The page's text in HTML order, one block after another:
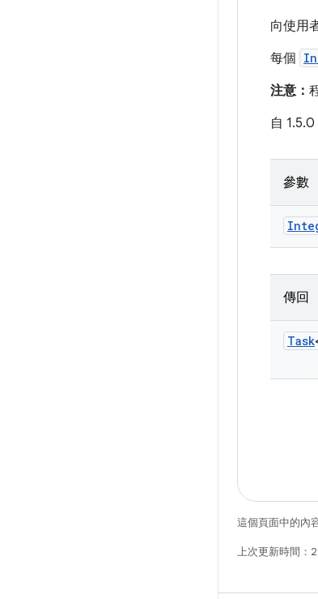
向使用
每個
注意：
自
參數
傳回
Task
這個頁面中的內
上次更新時間：